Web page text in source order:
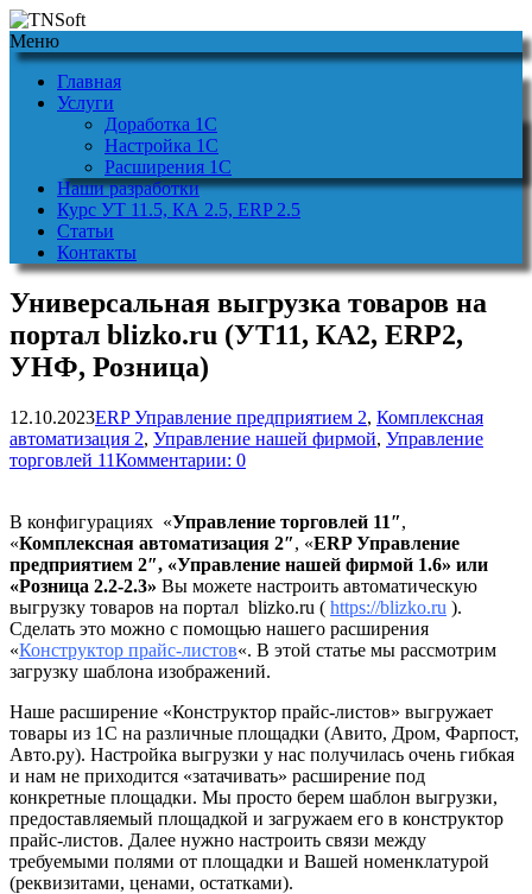
Меню
Главная
Услуги
Доработка 1С
Настройка 1С
Расширения 1С
Наши разработки
Курс УТ 11.5, КА 2.5, ERP 2.5
Статьи
Контакты
Универсальная выгрузка товаров на
портал blizko.ru (УТ11, КА2, ERP2,
УНФ, Розница)
12.10.2023ERP Управление предприятием 2, Комплексная
автоматизация 2, Управление нашей фирмой, Управление
торговлей 11Комментарии: 0
В конфигурациях «Управление торговлей 11″,
«Комплексная автоматизация 2″, «ERP Управление
предприятием 2″, «Управление нашей фирмой 1.6» или
«Розница 2.2-2.3» Вы можете настроить автоматическую
выгрузку товаров на портал blizko.ru ( https://blizko.ru ).
Сделать это можно с помощью нашего расширения
«Конструктор прайс-листов«. В этой статье мы рассмотрим
загрузку шаблона изображений.
Наше расширение «Конструктор прайс-листов» выгружает
товары из 1С на различные площадки (Авито, Дром, Фарпост,
Авто.ру). Настройка выгрузки у нас получилась очень гибкая
и нам не приходится «затачивать» расширение под
конкретные площадки. Мы просто берем шаблон выгрузки,
предоставляемый площадкой и загружаем его в конструктор
прайс-листов. Далее нужно настроить связи между
требуемыми полями от площадки и Вашей номенклатурой
(реквизитами, ценами, остатками).